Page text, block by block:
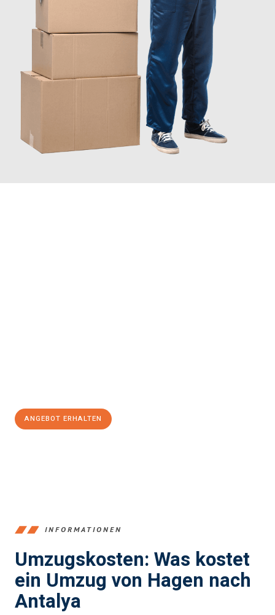
ANGEBOT ERHALTEN
INFORMATIONEN
Umzugskosten: Was kostet
ein Umzug von Hagen nach
Antalya